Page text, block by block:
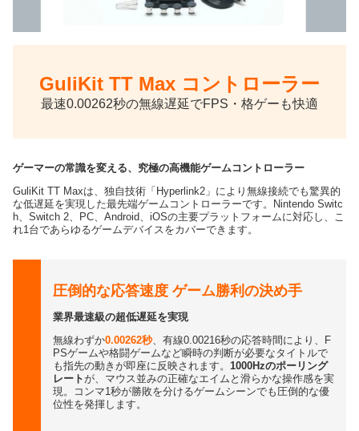
GuliKit TT Max コントローラー
最速0.00262秒の無線遅延でFPS・格ゲーも快適
ゲーマーの常識を変える、究極の高機能ゲームコントローラー
GuliKit TT Maxは、独自技術「Hyperlink2」により無線接続でも驚異的
な低遅延を実現した最先端ゲームコントローラーです。Nintendo Switc
h、Switch 2、PC、Android、iOSの主要プラットフォームに対応し、こ
れ1台であらゆるゲームデバイスをカバーできます。
圧倒的な応答速度 ゲーム勝利の決め手
業界最速級の超低遅延を実現
無線わずか0.00262秒、有線0.00216秒の応答時間により、F
PSゲームや格闘ゲームなど瞬時の判断が必要なタイトルで
も指先の動きが即座に反映されます。 1000Hzのポーリング
レートが、マウス並みの正確なエイムと滑らかな操作感を実
現。コンマ1秒が勝敗を分けるゲームシーンでも圧倒的な優
位性を発揮します。